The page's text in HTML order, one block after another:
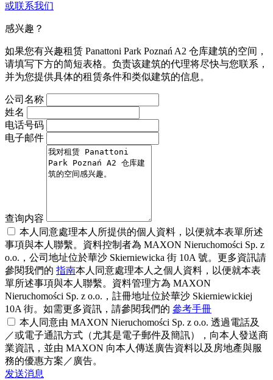
或联系我们
感兴趣？
如果您有兴趣租赁 Panattoni Park Poznań A2 仓库建筑的空间，
请填写下方的简短表格。负责该建筑的代理将尽快与您联系，
并为您提供具体的租赁条件和类似建筑的信息。
公司名称
姓名
电话号码
电子邮件
查询内容
本人同意處理本人所提供的個人資料，以便就本表單所述
事項與本人聯繫。資料控制者為 MAXON Nieruchomości Sp. z
o.o.，公司地址位於華沙 Skierniewicka 街 10A 號。更多資訊請
參閱我們的 指南本人同意處理本人之個人資料，以便就本表
單所述事項與本人聯繫。資料管理方為 MAXON
Nieruchomości Sp. z o.o.，註冊地址位於華沙 Skierniewickiej
10A 街。如需更多資訊，請參閱我們的 參考手冊
本人同意由 MAXON Nieruchomości Sp. z o.o. 透過電話及
／或電子通訊方式（尤其是電子郵件及簡訊），向本人發送商
業資訊，並由 MAXON 向本人傳送廣告資料以及房地產與服
務的優惠方案／廣告。
发送消息